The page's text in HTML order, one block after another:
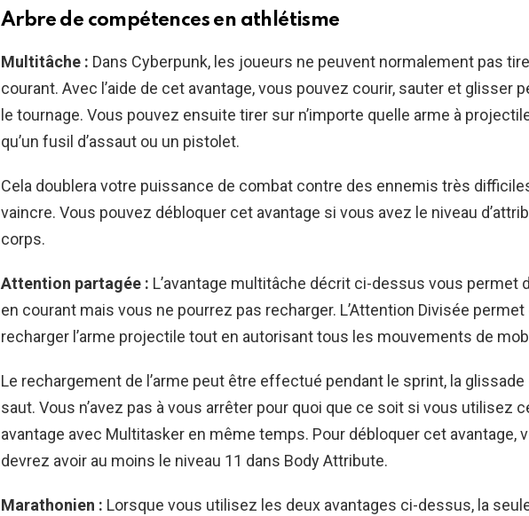
Arbre de compétences en athlétisme
Multitâche : Dans Cyberpunk, les joueurs ne peuvent normalement pas
courant. Avec l’aide de cet avantage, vous pouvez courir, sauter et glisser
le tournage. Vous pouvez ensuite tirer sur n’importe quelle arme à
qu’un fusil d’assaut ou un pistolet.
Cela doublera votre puissance de combat contre des ennemis très
vaincre. Vous pouvez débloquer cet avantage si vous avez le niveau
corps.
Attention partagée : L’avantage multitâche décrit ci-dessus vous permet
en courant mais vous ne pourrez pas recharger. L’Attention Divisée permet
recharger l’arme projectile tout en autorisant tous les mouvements de
Le rechargement de l’arme peut être effectué pendant le sprint, la glissade
saut. Vous n’avez pas à vous arrêter pour quoi que ce soit si vous utilisez
avantage avec Multitasker en même temps. Pour débloquer cet avantage,
devrez avoir au moins le niveau 11 dans Body Attribute.
Marathonien : Lorsque vous utilisez les deux avantages ci-dessus, la